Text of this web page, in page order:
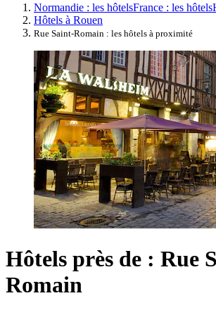
Normandie : les hôtelsFrance : les hôtels
Hôtels à Rouen
Rue Saint-Romain : les hôtels à proximité
Hôtels près de : Rue
Romain